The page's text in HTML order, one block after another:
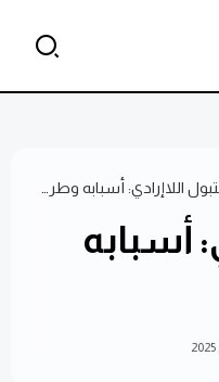
اللاإرادي: أسبابه وطرق علاجه
أسبابه